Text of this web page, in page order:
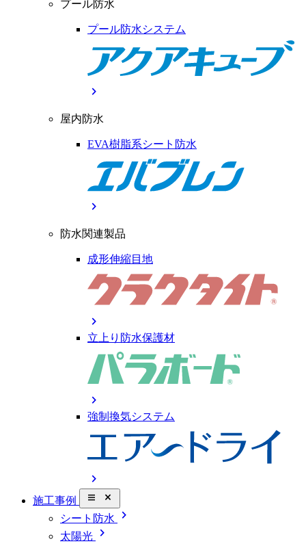
プール防水
プール防水システム
chevron_right
屋内防水
EVA樹脂系シート防水
chevron_right
防水関連製品
成形伸縮目地
chevron_right
立上り防水保護材
chevron_right
強制換気システム
chevron_right
施工事例 close_small
シート防水 chevron_right
太陽光 chevron_right